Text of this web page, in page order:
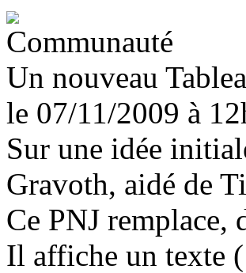
Un nouveau
le 07/11/2009 à
Sur une idée
Gravoth, aidé de
Ce PNJ remplace,
Il affiche un texte